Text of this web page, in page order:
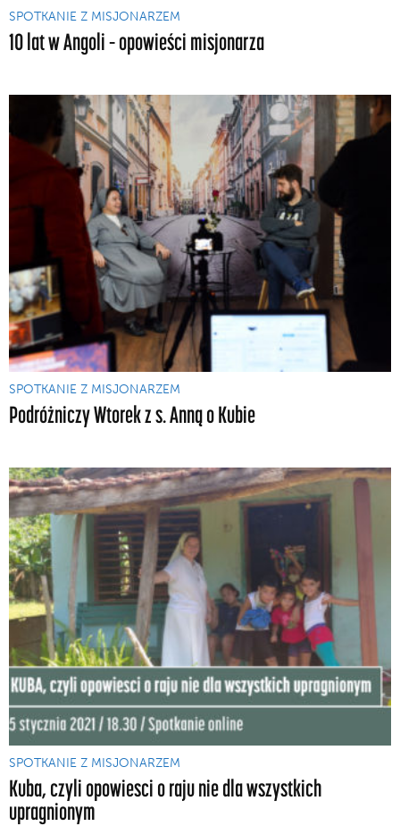
SPOTKANIE Z MISJONARZEM
10 lat w Angoli – opowieści misjonarza
SPOTKANIE Z MISJONARZEM
Podróżniczy Wtorek z s. Anną o Kubie
SPOTKANIE Z MISJONARZEM
Kuba, czyli opowiesci o raju nie dla wszystkich
upragnionym